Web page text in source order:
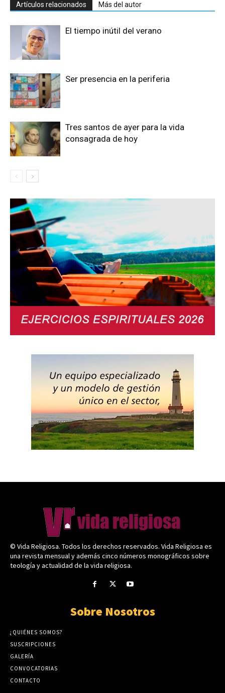
Artículos relacionados Más del autor
El tiempo inútil del verano
Ser presencia en la periferia
Tres santos de ayer para la vida
consagrada de hoy
© Vida Religiosa. Todos los derechos reservados. Vida Religiosa es
una revista mensual y además cinco números monográficos sobre
teología y actualidad de la vida religiosa.
Sobre Nosotros
¿QUIÉNES SOMOS?
SUSCRIPCIONES
GALERÍA
CONVOCATORIAS
CONTACTO